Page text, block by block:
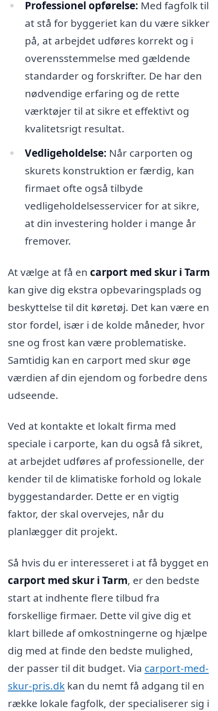
Professionel opførelse: Med fagfolk til
at stå for byggeriet kan du være sikker
på, at arbejdet udføres korrekt og i
overensstemmelse med gældende
standarder og forskrifter. De har den
nødvendige erfaring og de rette
værktøjer til at sikre et effektivt og
kvalitetsrigt resultat.
Vedligeholdelse: Når carporten og
skurets konstruktion er færdig, kan
firmaet ofte også tilbyde
vedligeholdelsesservicer for at sikre,
at din investering holder i mange år
fremover.
At vælge at få en carport med skur i Tarm
kan give dig ekstra opbevaringsplads og
beskyttelse til dit køretøj. Det kan være en
stor fordel, især i de kolde måneder, hvor
sne og frost kan være problematiske.
Samtidig kan en carport med skur øge
værdien af din ejendom og forbedre dens
udseende.
Ved at kontakte et lokalt firma med
speciale i carporte, kan du også få sikret,
at arbejdet udføres af professionelle, der
kender til de klimatiske forhold og lokale
byggestandarder. Dette er en vigtig
faktor, der skal overvejes, når du
planlægger dit projekt.
Så hvis du er interesseret i at få bygget en
carport med skur i Tarm, er den bedste
start at indhente flere tilbud fra
forskellige firmaer. Dette vil give dig et
klart billede af omkostningerne og hjælpe
dig med at finde den bedste mulighed,
der passer til dit budget. Via carport-med-
skur-pris.dk kan du nemt få adgang til en
række lokale fagfolk, der specialiserer sig i